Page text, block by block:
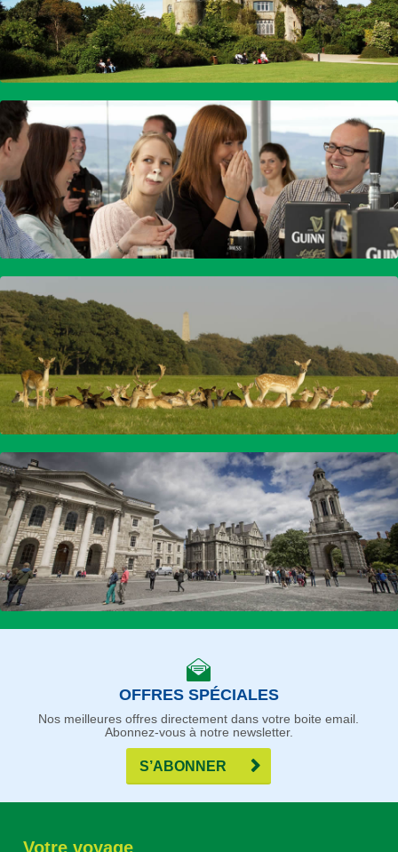
OFFRES SPÉCIALES
Nos meilleures offres directement dans votre boite email.
Abonnez-vous à notre newsletter.
S’ABONNER
Votre voyage